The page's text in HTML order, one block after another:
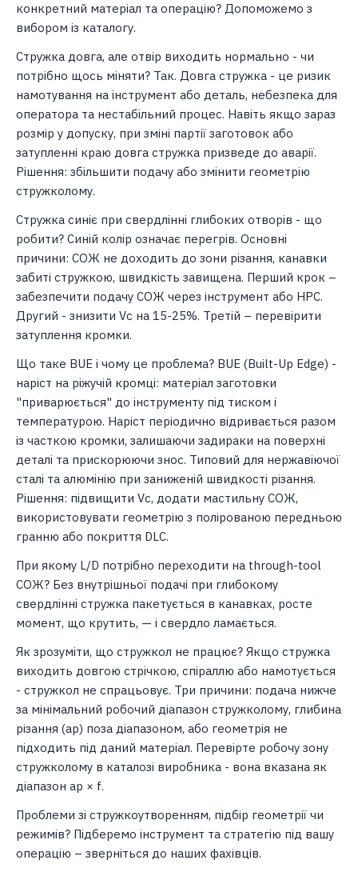
конкретний матеріал та операцію? Допоможемо з
вибором із каталогу.
Стружка довга, але отвір виходить нормально - чи
потрібно щось міняти? Так. Довга стружка - це ризик
намотування на інструмент або деталь, небезпека для
оператора та нестабільний процес. Навіть якщо зараз
розмір у допуску, при зміні партії заготовок або
затупленні краю довга стружка призведе до аварії.
Рішення: збільшити подачу або змінити геометрію
стружколому.
Стружка синіє при свердлінні глибоких отворів - що
робити? Синій колір означає перегрів. Основні
причини: СОЖ не доходить до зони різання, канавки
забиті стружкою, швидкість завищена. Перший крок –
забезпечити подачу СОЖ через інструмент або HPC.
Другий - знизити Vc на 15-25%. Третій – перевірити
затуплення кромки.
Що таке BUE і чому це проблема? BUE (Built-Up Edge) -
наріст на ріжучій кромці: матеріал заготовки
"приварюється" до інструменту під тиском і
температурою. Наріст періодично відривається разом
із часткою кромки, залишаючи задираки на поверхні
деталі та прискорюючи знос. Типовий для нержавіючої
сталі та алюмінію при заниженій швидкості різання.
Рішення: підвищити Vc, додати мастильну СОЖ,
використовувати геометрію з полірованою передньою
гранню або покриття DLC.
При якому L/D потрібно переходити на through-tool
СОЖ? Без внутрішньої подачі при глибокому
свердлінні стружка пакетується в канавках, росте
момент, що крутить, — і свердло ламається.
Як зрозуміти, що стружкол не працює? Якщо стружка
виходить довгою стрічкою, спіраллю або намотується
- стружкол не спрацьовує. Три причини: подача нижче
за мінімальний робочий діапазон стружколому, глибина
різання (ap) поза діапазоном, або геометрія не
підходить під даний матеріал. Перевірте робочу зону
стружколому в каталозі виробника - вона вказана як
діапазон ap × f.
Проблеми зі стружкоутворенням, підбір геометрії чи
режимів? Підберемо інструмент та стратегію під вашу
операцію – зверніться до наших фахівців.